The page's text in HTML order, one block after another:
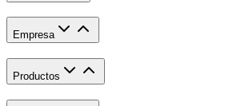
Empresa
Productos